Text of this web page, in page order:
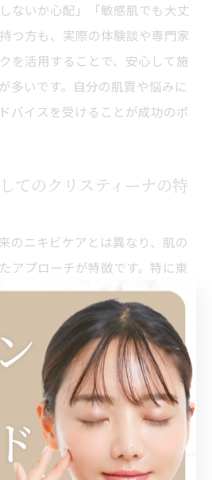
ないか心配」「敏感肌でも大丈
つ方も、実際の体験談や専門家
を活用することで、安心して施
多いです。自分の肌質や悩みに
バイスを受けることが成功のポ
てのクリスティーナの特
のニキビケアとは異なり、肌の
アプローチが特徴です。特に東
ケアやドラッグストアアイテム
スティーナやHyPeelintoを選ぶ
激を抑えつつ、鎮静・保湿・タ
度に目指せる点です。さらに、
度水素を使った毛穴ケア技術も
脂や不純物まで徹底的にケアで